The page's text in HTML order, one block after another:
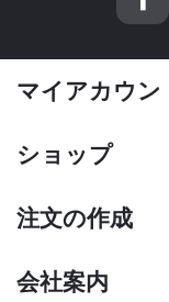
マイアカウン
ショップ
注文の作成
会社案内